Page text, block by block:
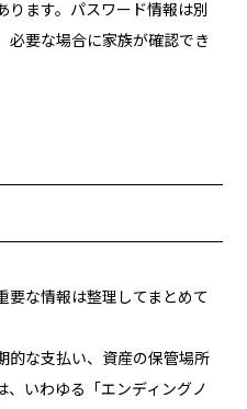
ます。パスワード情報は別
必要な場合に家族が確認でき
要な情報は整理してまとめて
的な支払い、資産の保管場所
、いわゆる「エンディングノ